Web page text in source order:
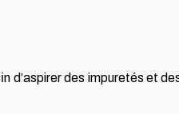
d’aspirer des impuretés et